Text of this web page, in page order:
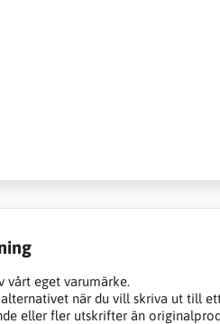
vårt eget varumärke.
när du vill skriva ut till
eller fler utskrifter än